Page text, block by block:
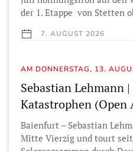
der 1. Etappe von Stetten
7. AUGUST 2026
AM DONNERSTAG, 13.
Sebastian Lehmann
Katastrophen (Open
Baienfurt – Sebastian
Mitte Vierzig und tourt